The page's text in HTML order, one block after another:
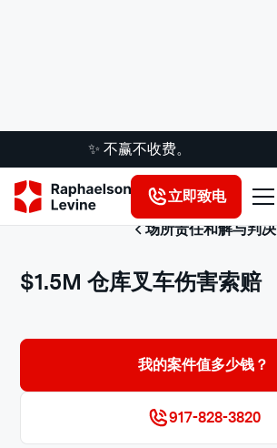
✨ 不赢不收费。
立即致电
场所责任和解与判决
$1.5M 仓库叉车伤害索赔
我的案件值多少钱？
917-828-3820